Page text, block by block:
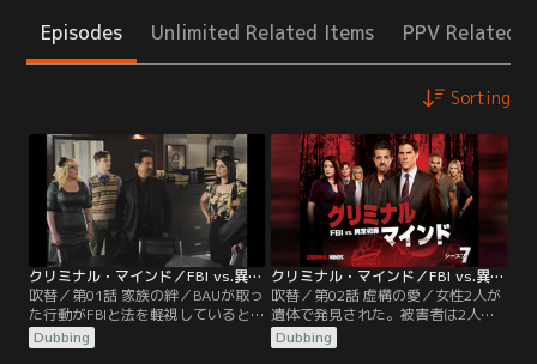
Episodes Unlimited Related Items PPV Related
Sorting
クリミナル・マインド／FBI vs.異常犯罪 シーズン7 第01話／吹替
吹替／第01話 家族の絆／BAUが取っ
た行動がFBIと法を軽視しているとみ
なされ、チーム全員が停職になっ
た。その事件の発端は7ヵ月前、プ
Dubbing
クリミナル・マインド／FBI vs.異常犯罪 シーズン7 第02話／吹替
吹替／第02話 虚構の愛／女性2人が
遺体で発見された。被害者は2人と
もバス停で拉致され、性的拷問の
後、硫酸で目を潰されていた。BAU
Dubbing